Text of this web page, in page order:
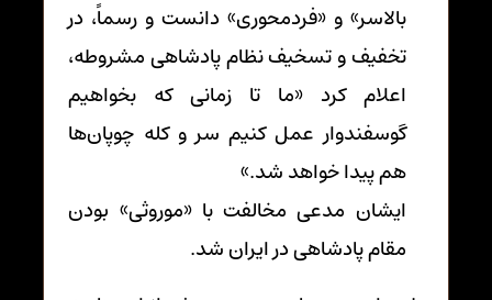
بالاسر» و «فردمحوری» دانست و رسماً، در
تخفیف و تسخیف نظام پادشاهی مشروطه،
اعلام کرد «ما تا زمانی که بخواهیم
گوسفندوار عمل کنیم سر و کله چوپان‌ها
هم پیدا خواهد شد.»
ایشان مدعی مخالفت با «موروثی» بودن
مقام پادشاهی در ایران شد.